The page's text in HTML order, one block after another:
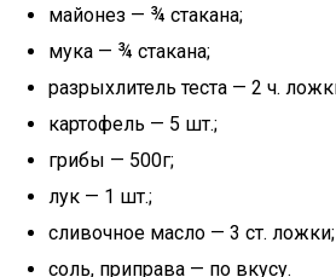
майонез — ¾ стакана;
мука — ¾ стакана;
разрыхлитель теста — 2 ч.
картофель — 5 шт.;
грибы — 500г;
лук — 1 шт.;
сливочное масло — 3 ст. ложки;
соль, приправа — по вкусу.